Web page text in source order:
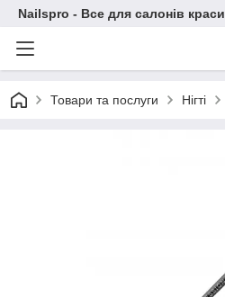
Nailspro - Все для салонів краси
Товари та послуги Нігті